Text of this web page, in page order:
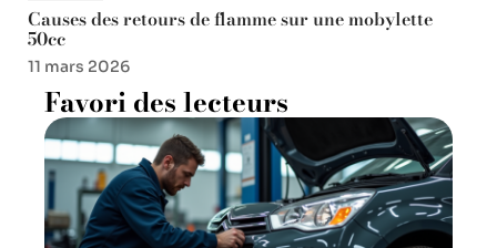
Causes des retours de flamme sur une mobylette
50cc
11 mars 2026
Favori des lecteurs